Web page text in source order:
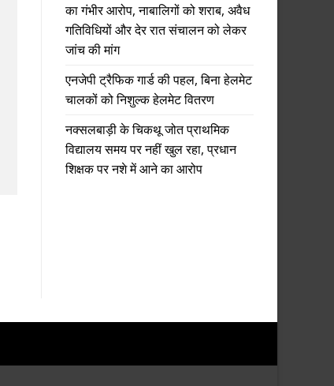
का गंभीर आरोप, नाबालिगों को शराब, अवैध
गतिविधियों और देर रात संचालन को लेकर
जांच की मांग
एनजेपी ट्रैफिक गार्ड की पहल, बिना हेलमेट
चालकों को निशुल्क हेलमेट वितरण
नक्सलबाड़ी के चिकथू जोत प्राथमिक
विद्यालय समय पर नहीं खुल रहा, प्रधान
शिक्षक पर नशे में आने का आरोप